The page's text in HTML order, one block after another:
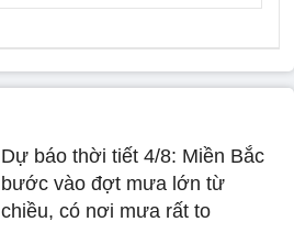
Dự báo thời tiết 4/8: Miền Bắc
bước vào đợt mưa lớn từ
chiều, có nơi mưa rất to